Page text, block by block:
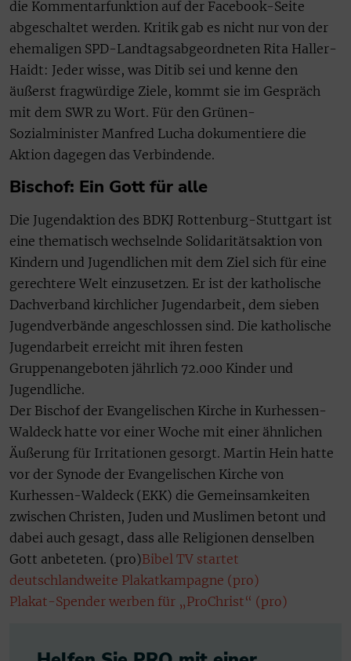
die Kommentarfunktion auf der Facebook-Seite
abgeschaltet werden. Kritik gab es nicht nur von der
ehemaligen SPD-Landtagsabgeordneten Rita Haller-
Haidt: Jeder wisse, was Ditib sei und kenne den
äußerst fragwürdige Ziele, kommt sie im Gespräch
mit dem SWR zu Wort. Für den Grünen-
Sozialminister Manfred Lucha dokumentiere die
Aktion dagegen das Verbindende.
Bischof: Ein Gott für alle
Die Jugendaktion des BDKJ Rottenburg-Stuttgart ist
eine thematisch wechselnde Solidaritätsaktion von
Kindern und Jugendlichen mit dem Ziel sich für eine
gerechtere Welt einzusetzen. Er ist der katholische
Dachverband kirchlicher Jugendarbeit, dem sieben
Jugendverbände angeschlossen sind. Die katholische
Jugendarbeit erreicht mit ihren festen
Gruppenangeboten jährlich 72.000 Kinder und
Jugendliche.
Der Bischof der Evangelischen Kirche in Kurhessen-
Waldeck hatte vor einer Woche mit einer ähnlichen
Äußerung für Irritationen gesorgt. Martin Hein hatte
vor der Synode der Evangelischen Kirche von
Kurhessen-Waldeck (EKK) die Gemeinsamkeiten
zwischen Christen, Juden und Muslimen betont und
dabei auch gesagt, dass alle Religionen denselben
Gott anbeteten. (pro)Bibel TV startet
deutschlandweite Plakatkampagne (pro)
Plakat-Spender werben für „ProChrist“ (pro)